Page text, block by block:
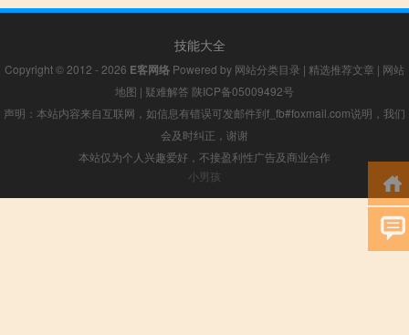
技能大全
Copyright © 2012 - 2026 E客网络 Powered by 网站分类目录 | 精选推荐文章 | 网站
地图 | 疑难解答 陕ICP备05009492号
声明：本站内容来自互联网，如信息有错误可发邮件到f_fb#foxmail.com说明，我们
会及时纠正，谢谢
本站仅为个人兴趣爱好，不接盈利性广告及商业合作
小男孩